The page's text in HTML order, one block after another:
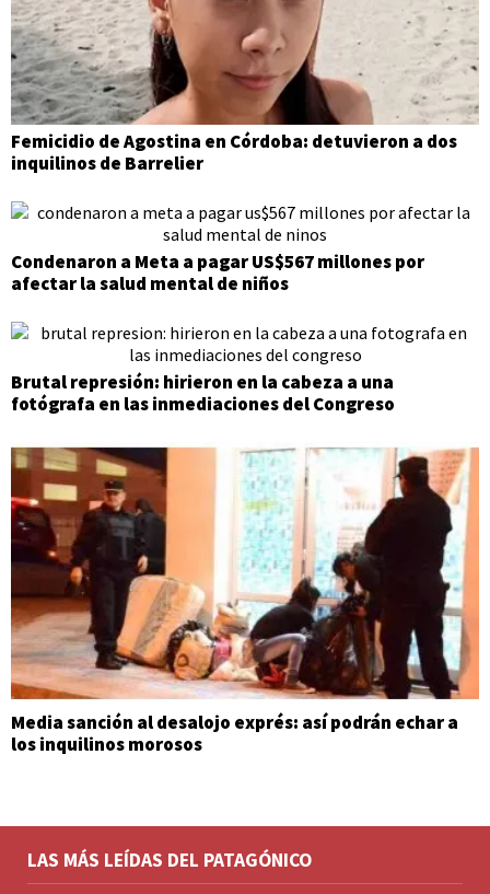
Femicidio de Agostina en Córdoba: detuvieron a dos
inquilinos de Barrelier
Condenaron a Meta a pagar US$567 millones por
afectar la salud mental de niños
Brutal represión: hirieron en la cabeza a una
fotógrafa en las inmediaciones del Congreso
Media sanción al desalojo exprés: así podrán echar a
los inquilinos morosos
LAS MÁS LEÍDAS DEL PATAGÓNICO